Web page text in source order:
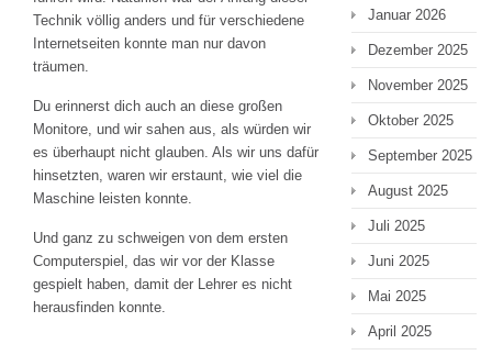
Technik völlig anders und für verschiedene
Internetseiten konnte man nur davon
träumen.
Du erinnerst dich auch an diese großen
Monitore, und wir sahen aus, als würden wir
es überhaupt nicht glauben. Als wir uns dafür
hinsetzten, waren wir erstaunt, wie viel die
Maschine leisten konnte.
Und ganz zu schweigen von dem ersten
Computerspiel, das wir vor der Klasse
gespielt haben, damit der Lehrer es nicht
herausfinden konnte.
Januar 2026
Dezember 2025
November 2025
Oktober 2025
September 2025
August 2025
Juli 2025
Juni 2025
Mai 2025
April 2025